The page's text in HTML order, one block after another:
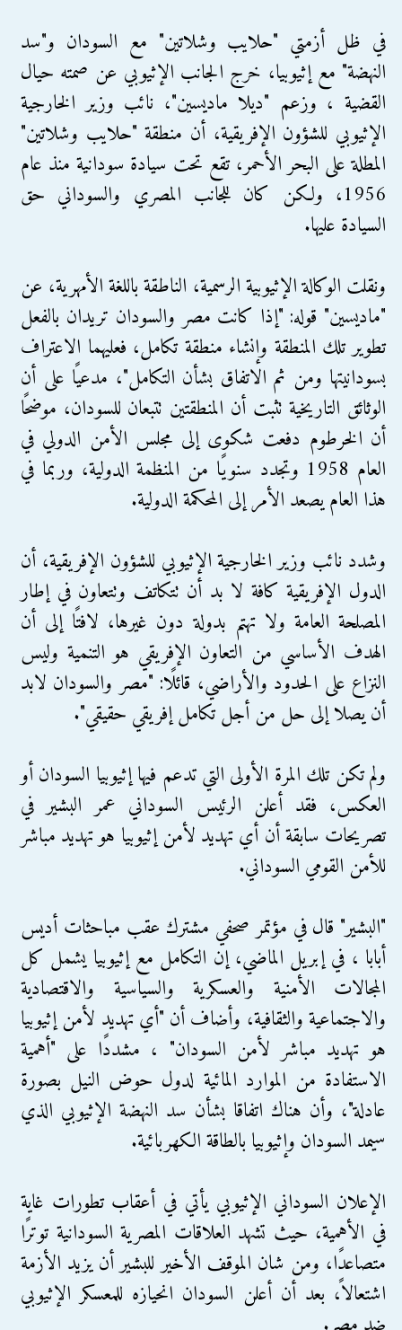
في ظل أزمتي "حلايب وشلاتين" مع السودان و"سد
النهضة" مع إثيوبيا، خرج الجانب الإثيوبي عن صمته حيال
القضية ، وزعم "ديلا ماديسين"، نائب وزير الخارجية
الإثيوبي للشؤون الإفريقية، أن منطقة "حلايب وشلاتين"
المطلة على البحر الأحمر، تقع تحت سيادة سودانية منذ عام
1956، ولكن كان للجانب المصري والسوداني حق
السيادة عليها.
ونقلت الوكالة الإثيوبية الرسمية، الناطقة باللغة الأمهرية، عن
"ماديسين" قوله: "إذا كانت مصر والسودان تريدان بالفعل
تطوير تلك المنطقة وإنشاء منطقة تكامل، فعليهما الاعتراف
بسودانيتها ومن ثم الاتفاق بشأن التكامل"، مدعيًا على أن
الوثائق التاريخية تثبت أن المنطقتين تتبعان للسودان، موضحًا
أن الخرطوم دفعت شكوى إلى مجلس الأمن الدولي في
العام 1958 وتجدد سنويًا من المنظمة الدولية، وربما في
هذا العام يصعد الأمر إلى المحكمة الدولية.
وشدد نائب وزير الخارجية الإثيوبي للشؤون الإفريقية، أن
الدول الإفريقية كافة لا بد أن تتكاتف وتتعاون في إطار
المصلحة العامة ولا تهتم بدولة دون غيرها، لافتًا إلى أن
الهدف الأساسي من التعاون الإفريقي هو التنمية وليس
النزاع على الحدود والأراضي، قائلًا: "مصر والسودان لابد
أن يصلا إلى حل من أجل تكامل إفريقي حقيقي".
ولم تكن تلك المرة الأولى التي تدعم فيها إثيوبيا السودان أو
العكس، فقد أعلن الرئيس السوداني عمر البشير في
تصريحات سابقة أن أي تهديد لأمن إثيوبيا هو تهديد مباشر
للأمن القومي السوداني.
"البشير" قال في مؤتمر صحفي مشترك عقب مباحثات أديس
أبابا ، في إبريل الماضي، إن التكامل مع إثيوبيا يشمل كل
المجالات الأمنية والعسكرية والسياسية والاقتصادية
والاجتماعية والثقافية، وأضاف أن "أي تهديد لأمن إثيوبيا
هو تهديد مباشر لأمن السودان" ، مشددًا على "أهمية
الاستفادة من الموارد المائية لدول حوض النيل بصورة
عادلة"، وأن هناك اتفاقا بشأن سد النهضة الإثيوبي الذي
سيمد السودان وإثيوبيا بالطاقة الكهربائية.
الإعلان السوداني الإثيوبي يأتي في أعقاب تطورات غاية
في الأهمية، حيث تشهد العلاقات المصرية السودانية توترًا
متصاعدًا، ومن شان الموقف الأخير للبشير أن يزيد الأزمة
اشتعالاً، بعد أن أعلن السودان انحيازه للمعسكر الإثيوبي